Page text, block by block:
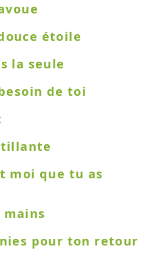
étoile
la seule
de toi
moi que tu as
mains
pour ton retour